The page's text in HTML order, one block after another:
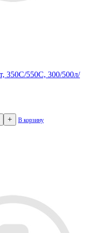
350C/550C, 300/500л/
+ В корзину